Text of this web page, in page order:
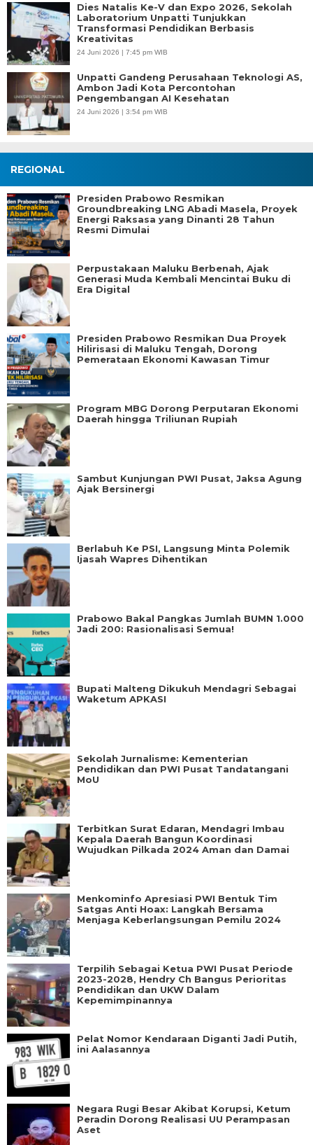
Dies Natalis Ke-V dan Expo 2026, Sekolah
Laboratorium Unpatti Tunjukkan
Transformasi Pendidikan Berbasis
Kreativitas
24 Juni 2026 | 7:45 pm WIB
Unpatti Gandeng Perusahaan Teknologi AS,
Ambon Jadi Kota Percontohan
Pengembangan AI Kesehatan
24 Juni 2026 | 3:54 pm WIB
REGIONAL
Presiden Prabowo Resmikan
Groundbreaking LNG Abadi Masela, Proyek
Energi Raksasa yang Dinanti 28 Tahun
Resmi Dimulai
Perpustakaan Maluku Berbenah, Ajak
Generasi Muda Kembali Mencintai Buku di
Era Digital
Presiden Prabowo Resmikan Dua Proyek
Hilirisasi di Maluku Tengah, Dorong
Pemerataan Ekonomi Kawasan Timur
Program MBG Dorong Perputaran Ekonomi
Daerah hingga Triliunan Rupiah
Sambut Kunjungan PWI Pusat, Jaksa Agung
Ajak Bersinergi
Berlabuh Ke PSI, Langsung Minta Polemik
Ijasah Wapres Dihentikan
Prabowo Bakal Pangkas Jumlah BUMN 1.000
Jadi 200: Rasionalisasi Semua!
Bupati Malteng Dikukuh Mendagri Sebagai
Waketum APKASI
Sekolah Jurnalisme: Kementerian
Pendidikan dan PWI Pusat Tandatangani
MoU
Terbitkan Surat Edaran, Mendagri Imbau
Kepala Daerah Bangun Koordinasi
Wujudkan Pilkada 2024 Aman dan Damai
Menkominfo Apresiasi PWI Bentuk Tim
Satgas Anti Hoax: Langkah Bersama
Menjaga Keberlangsungan Pemilu 2024
Terpilih Sebagai Ketua PWI Pusat Periode
2023-2028, Hendry Ch Bangus Perioritas
Pendidikan dan UKW Dalam
Kepemimpinannya
Pelat Nomor Kendaraan Diganti Jadi Putih,
ini Aalasannya
Negara Rugi Besar Akibat Korupsi, Ketum
Peradin Dorong Realisasi UU Perampasan
Aset